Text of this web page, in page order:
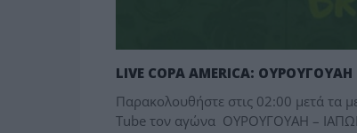
LIVE COPA AMERICA:
Παρακολουθήστε στις 02:00 μετά τα
Tube τον αγώνα ΟΥΡΟΥΓΟΥΑΗ –